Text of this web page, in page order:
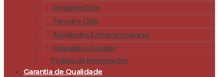
Segundo Ciclo
Terceiro Ciclo
Atividades Extracurriculares
Calendário Escolar
Pedido de Informações
Garantia de Qualidade